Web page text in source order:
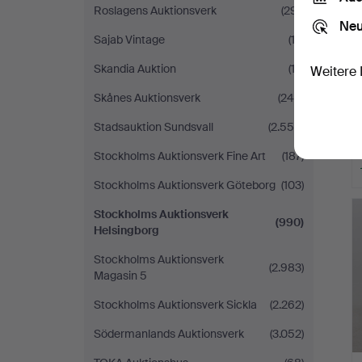
Roslagens Auktionsverk
(291)
Sajab Vintage
(12)
Skandia Auktion
(13)
Skånes Auktionsverk
(245)
Stadsauktion Sundsvall
(2.555)
Stockholms Auktionsverk Fine Art
(187)
Stockholms Auktionsverk Göteborg (103)
Stockholms Auktionsverk
Helsingborg
(990)
Stockholms Auktionsverk
Magasin 5
(2.983)
Stockholms Auktionsverk Sickla
(2.262)
Södermanlands Auktionsverk
(3.052)
Weitere